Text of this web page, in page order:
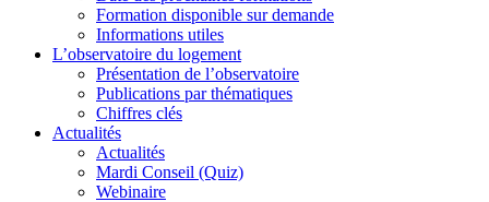
Formation disponible sur demande
Informations utiles
L’observatoire du logement
Présentation de l’observatoire
Publications par thématiques
Chiffres clés
Actualités
Actualités
Mardi Conseil (Quiz)
Webinaire